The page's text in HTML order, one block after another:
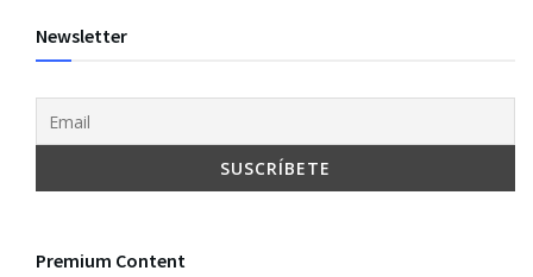
Newsletter
Premium Content